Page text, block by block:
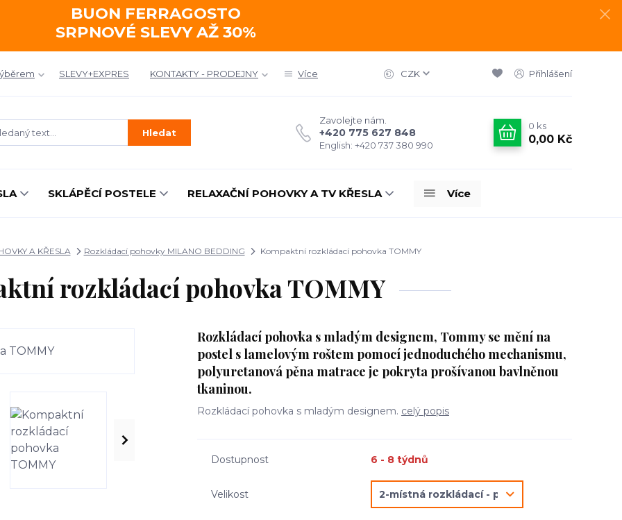
BUON FERRAGOSTO
SRPNOVÉ SLEVY AŽ 30%
SLEVY+EXPRES KONTAKTY - PRODEJNY Více CZK Přihlášení
Hledat
Zavolejte nám.
+420 775 627 848
English: +420 737 380 990
0 ks
0,00 Kč
SKLÁPĚCÍ POSTELE RELAXAČNÍ POHOVKY A TV KŘESLA Více
A KŘESLA Rozkládací pohovky MILANO BEDDING Kompaktní rozkládací pohovka TOMMY
rozkládací pohovka TOMMY
Rozkládací pohovka s mladým designem, Tommy se mění na
postel s lamelovým roštem pomocí jednoduchého mechanismu,
polyuretanová pěna matrace je pokryta prošívanou bavlněnou
tkaninou.
Rozkládací pohovka s mladým designem. celý popis
Dostupnost 6 - 8 týdnů
Velikost